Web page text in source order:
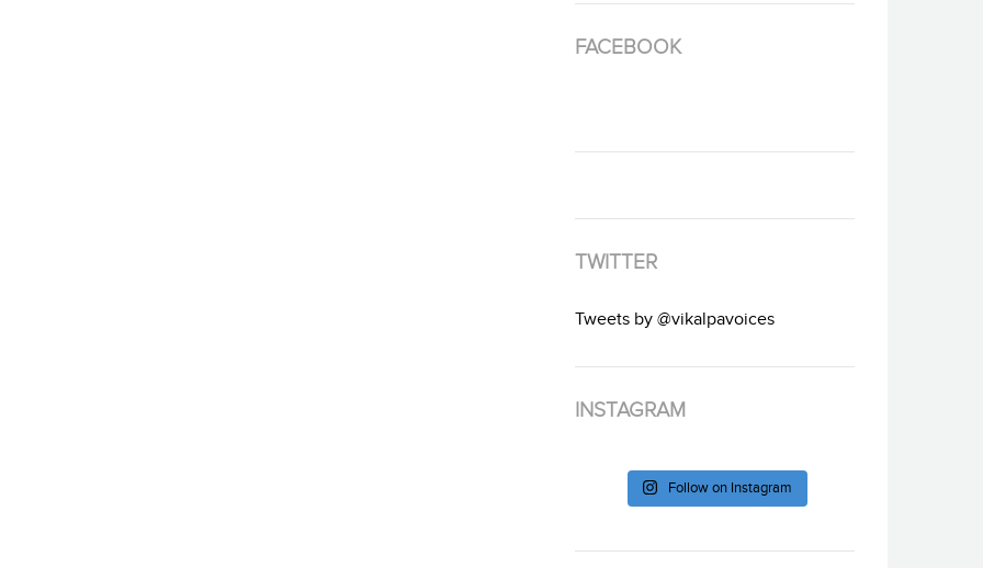
FACEBOOK
TWITTER
Tweets by @vikalpavoices
INSTAGRAM
Follow on Instagram